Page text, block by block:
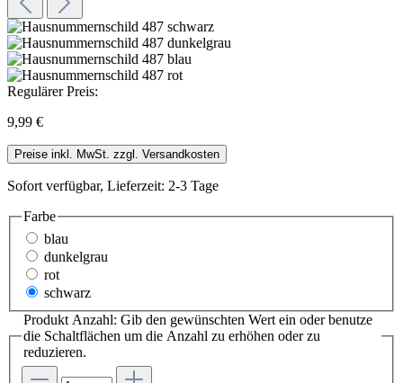
Regulärer Preis:
9,99 €
Preise inkl. MwSt. zzgl. Versandkosten
Sofort verfügbar, Lieferzeit: 2-3 Tage
Farbe
blau
dunkelgrau
rot
schwarz
Produkt Anzahl: Gib den gewünschten Wert ein oder benutze
die Schaltflächen um die Anzahl zu erhöhen oder zu
reduzieren.